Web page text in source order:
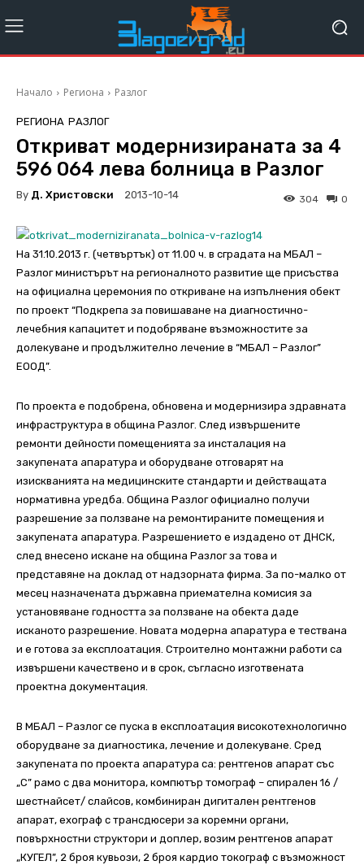
Начало Региона Разлог
РЕГИОНА РАЗЛОГ
Откриват модернизираната за 4
596 064 лева болница в Разлог
By Д. Христовски 2013-10-14 0
304
На 31.10.2013 г. (четвъртък) от 11.00 ч. в сградата на МБАЛ –
Разлог министърът на регионалното развитие ще присъства
на официална церемония по откриване на изпълнения обект
по проект “Подкрепа за повишаване на диагностично-
лечебния капацитет и подобряване възможностите за
долекуване и продължително лечение в “МБАЛ – Разлог”
ЕООД”.
По проекта е подобрена, обновена и модернизира здравната
инфраструктура в община Разлог. След извършените
ремонти дейности помещенията за инсталация на
закупената апаратура и оборудване отговарят на
изискванията на медицинските стандарти и действащата
нормативна уредба. Община Разлог официално получи
разрешение за ползване на ремонтираните помещения и
закупената апаратура. Разрешението е издадено от ДНСК,
след внесено искане на община Разлог за това и
представяне на доклад от надзорната фирма. За по-малко от
месец назначената държавна приемателна комисия за
установяване годността за ползване на обекта даде
исканото разрешение. Новата модерна апаратура е тествана
и е готова за експлоатация. Строително монтажни работи са
извършени качествено и в срок, съгласно изготвената
проектна документация.
В МБАЛ – Разлог се пуска в експлоатация високотехнологично
оборудване за диагностика, лечение и долекуване. Сред
закупената по проекта апаратура са: рентгенов апарат със
„С” рамо с два монитора, компютър томограф – спирален 16 /
шестнайсет/ слайсов, комбиниран дигитален рентгенов
апарат, ехограф с трансдюсери за коремни органи,
повърхностни структори и доплер, возим рентгенов апарат
„КУГЕЛ”, 2 броя кувьози, 2 броя кардио токограф с възможност